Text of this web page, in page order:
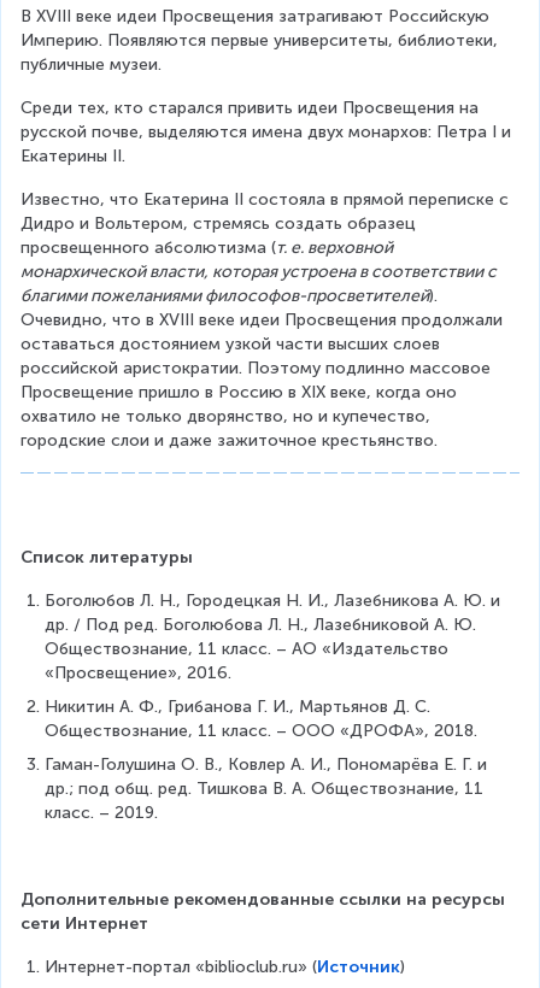
В XVIII веке идеи Просвещения затрагивают Российскую
Империю. Появляются первые университеты, библиотеки,
публичные музеи.
Среди тех, кто старался привить идеи Просвещения на
русской почве, выделяются имена двух монархов: Петра I и
Екатерины II.
Известно, что Екатерина II состояла в прямой переписке с
Дидро и Вольтером, стремясь создать образец
просвещенного абсолютизма (т. е. верховной
монархической власти, которая устроена в соответствии с
благими пожеланиями философов-просветителей).
Очевидно, что в XVIII веке идеи Просвещения продолжали
оставаться достоянием узкой части высших слоев
российской аристократии. Поэтому подлинно массовое
Просвещение пришло в Россию в XIX веке, когда оно
охватило не только дворянство, но и купечество,
городские слои и даже зажиточное крестьянство.
Список литературы
Боголюбов Л. Н., Городецкая Н. И., Лазебникова А. Ю. и
др. / Под ред. Боголюбова Л. Н., Лазебниковой А. Ю.
Обществознание, 11 класс. – АО «Издательство
«Просвещение», 2016.
Никитин А. Ф., Грибанова Г. И., Мартьянов Д. С.
Обществознание, 11 класс. – ООО «ДРОФА», 2018.
Гаман-Голушина О. В., Ковлер А. И., Пономарёва Е. Г. и
др.; под общ. ред. Тишкова В. А. Обществознание, 11
класс. – 2019.
Дополнительные рекомендованные ссылки на ресурсы
сети Интернет
Интернет-портал «biblioclub.ru» (Источник)